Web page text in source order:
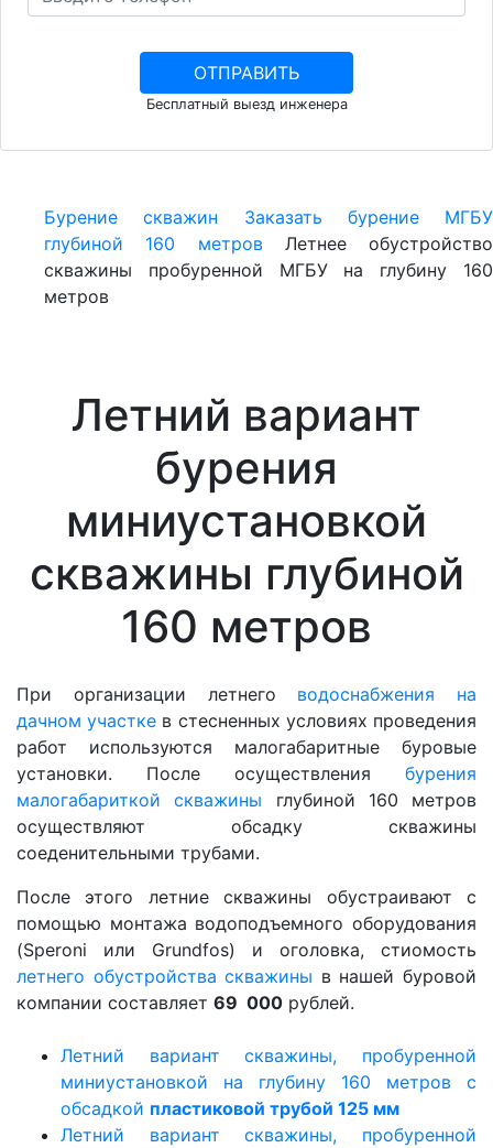
Бесплатный выезд инженера
Бурение скважин
Заказать бурение МГБУ
глубиной 160 метров
Летнее обустройство
скважины пробуренной МГБУ на глубину 160
метров
Летний вариант
бурения
миниустановкой
скважины глубиной
160 метров
При организации летнего водоснабжения на
дачном участке в стесненных условиях проведения
работ используются малогабаритные буровые
установки. После осуществления бурения
малогабариткой скважины глубиной 160 метров
осуществляют обсадку скважины
соеденительными трубами.
После этого летние скважины обустраивают с
помощью монтажа водоподъемного оборудования
(Speroni или Grundfos) и оголовка, стиомость
летнего обустройства скважины в нашей буровой
компании составляет 69 000 рублей.
Летний вариант скважины, пробуренной
миниустановкой на глубину 160 метров с
обсадкой пластиковой трубой 125 мм
Летний вариант скважины, пробуренной